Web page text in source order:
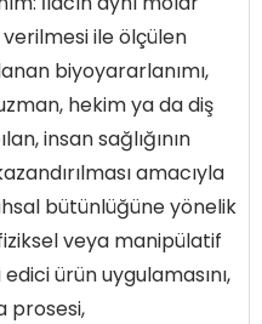
ile ölçülen
biyoyararlanımı,
hekim ya da diş
insan sağlığının
amacıyla
bütünlüğüne yönelik
veya manipülatif
ürün uygulamasını,
prosesi,